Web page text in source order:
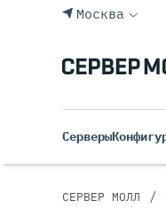
Москва
Серверы
СЕРВЕР МОЛЛ /